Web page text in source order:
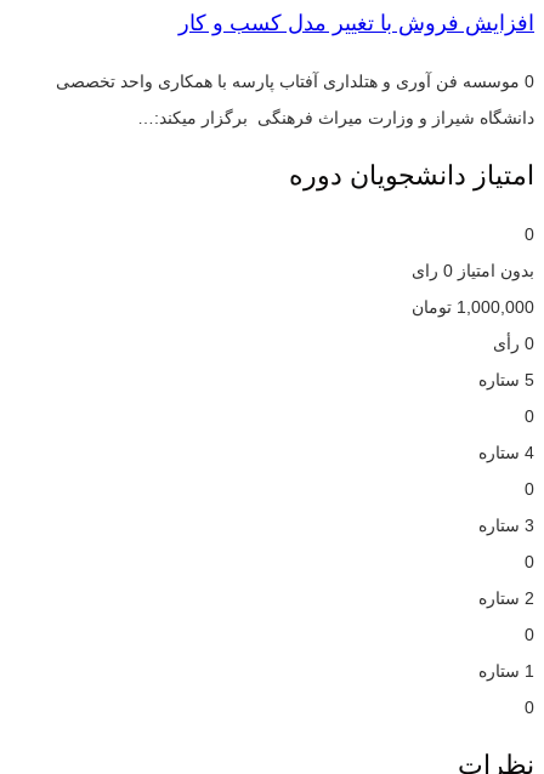
افزایش فروش با تغییر مدل کسب و کار
0 موسسه فن آوری و هتلداری آفتاب پارسه با همکاری واحد تخصصی
دانشگاه شیراز و وزارت میراث فرهنگی برگزار میکند:…
امتیاز دانشجویان دوره
0
بدون امتیاز 0 رای
1,000,000 تومان
0 رأی
5 ستاره
0
4 ستاره
0
3 ستاره
0
2 ستاره
0
1 ستاره
0
نظرات